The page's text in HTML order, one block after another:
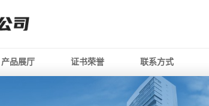
产品展厅 证书荣誉 联系方式